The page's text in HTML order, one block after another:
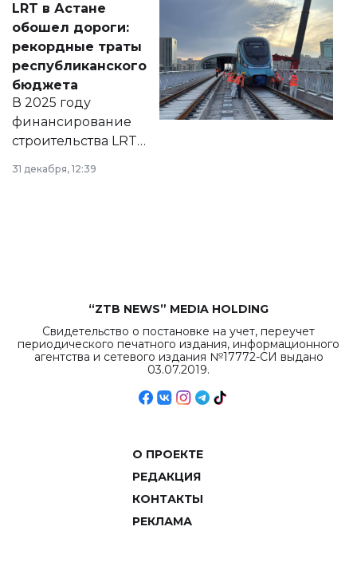
документ
появился в базе
нормативных
правовых актов и
на сайте маслихат
города.
LRT в Астане
обошел дороги:
рекордные траты
республиканского
бюджета
В 2025 году
финансирование
строительства LRT
в Астане из
республиканского
31 декабря, 12:39
“ZTB NEWS” MEDIA HOLDING
Свидетельство о постановке на учет, переучет
периодического печатного издания, информационного
агентства и сетевого издания №17772-СИ выдано
03.07.2019.
О ПРОЕКТЕ
РЕДАКЦИЯ
КОНТАКТЫ
РЕКЛАМА